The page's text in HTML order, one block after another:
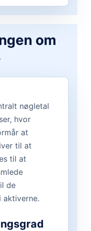
om
nøgletal
hvor
at
til at
til at
de
aktiverne.